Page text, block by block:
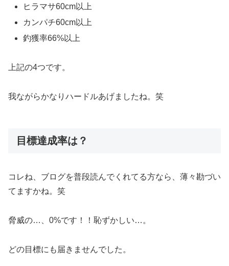
ヒラマサ60cm以上
カンパチ60cm以上
釣獲率66%以上
上記の4つです。
我ながらかなりハードルあげましたね。笑
目標達成率は？
コレね、ブログを普段読んでくれてる方なら、薄々勘づい
てますかね。笑
脅威の…、0%です！！恥ずかしい…。
どの目標にも届きませんでした。